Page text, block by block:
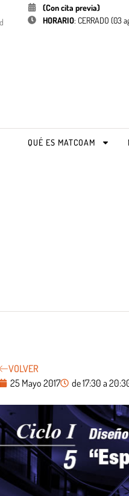
(Con cita previa)
HORARIO: CERRADO (03
QUÉ ES MATCOAM
VOLVER
25 Mayo 2017
de 17:30 a